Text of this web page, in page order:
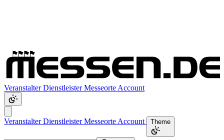
VeranstalterDienstleisterMesseorte Account
VeranstalterDienstleisterMesseorte Account Theme